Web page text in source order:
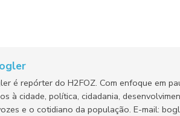
é repórter do H2FOZ. Com enfoque em
à cidade, política, cidadania,
e o cotidiano da população. E-mail: